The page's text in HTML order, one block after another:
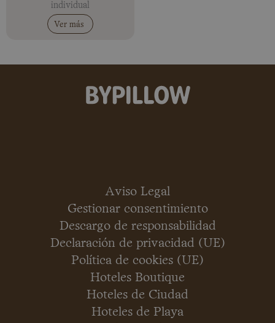
individual
Ver más
Aviso Legal
Gestionar consentimiento
Descargo de responsabilidad
Declaración de privacidad (UE)
Política de cookies (UE)
Hoteles Boutique
Hoteles de Ciudad
Hoteles de Playa